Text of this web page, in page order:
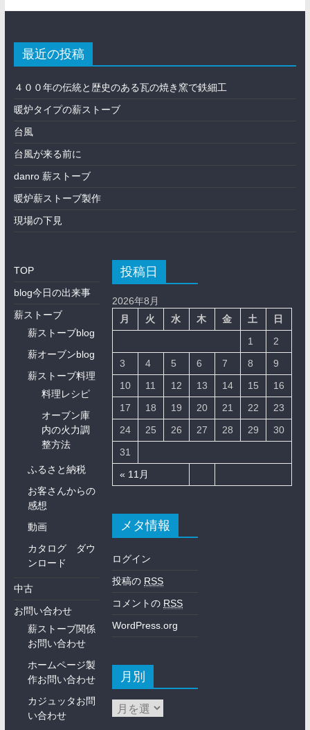
最近の投稿
４００年の伝統と歴史のある瓦の焼き窯で鉄細工
暖炉タイプの薪ストーブ
台風
台風が来る前に
danro 薪ストーブ
暖炉薪ストーブ製作
現場の下見
TOP
blog今日の出来事
薪ストーブ
薪ストーブblog
薪オーブンblog
薪ストーブ料理
料理レシピ
オーブン庫
内の火力調
整方法
ふるさと納税
お客さんからの
感想
動画
カタログ ダウ
ンロード
中古
お問い合わせ
薪ストーブ関係
お問い合わせ
ホームページ製
作お問い合わせ
カジュッタお問
い合わせ
投稿日
2026年8月
月
火 水 木 金 土 日
« 11月
1
2
3
4 5 6 7 8
9
10
11 12 13 14 15
16
17
18 19 20 21 22
23
24
25 26 27 28 29
30
31
メタ情報
ログイン
投稿の RSS
コメントの RSS
WordPress.org
月別